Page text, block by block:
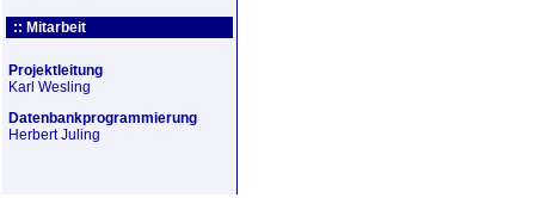
:: Mitarbeit
Projektleitung
Karl Wesling
Datenbankprogrammierung
Herbert Juling